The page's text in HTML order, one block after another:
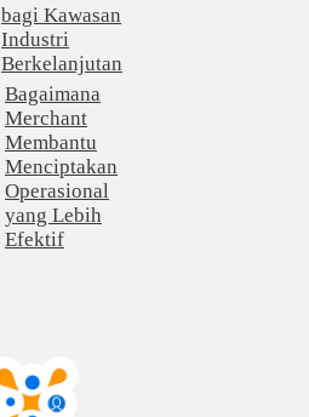
bagi Kawasan
Industri
Berkelanjutan
Bagaimana
Merchant
Membantu
Menciptakan
Operasional
yang Lebih
Efektif